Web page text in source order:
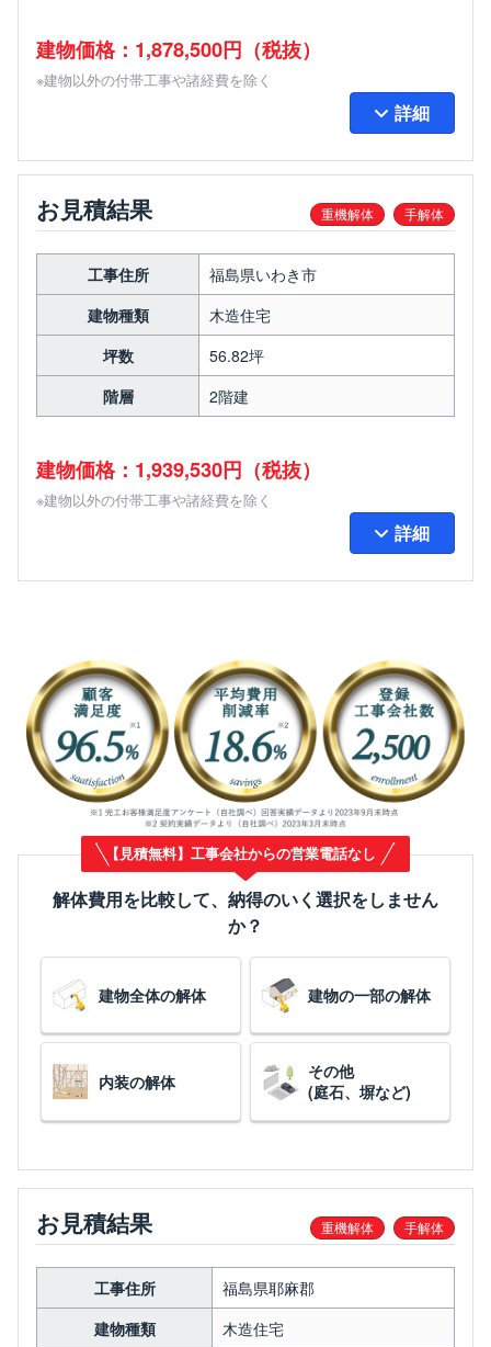
建物価格：1,878,500円（税抜）
※建物以外の付帯工事や諸経費を除く
詳細
お見積結果 重機解体 手解体
工事住所
福島県いわき市
建物種類
木造住宅
坪数
56.82坪
階層
2階建
建物価格：1,939,530円（税抜）
※建物以外の付帯工事や諸経費を除く
詳細
【見積無料】工事会社からの営業電話なし
解体費用を比較して、納得のいく選択をしません
か？
建物全体の解体 建物の一部の解体
内装の解体
その他
(庭石、塀など)
お見積結果 重機解体 手解体
工事住所
福島県耶麻郡
建物種類
木造住宅